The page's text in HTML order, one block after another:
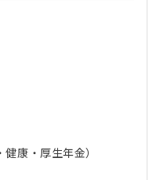
康・厚生年金）